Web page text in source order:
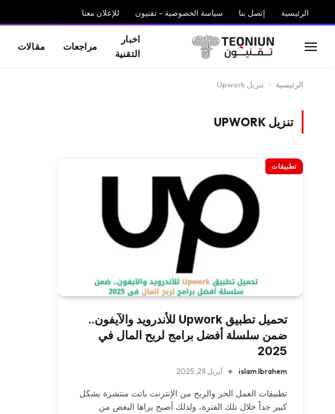
الرئيسية إتصل بنا سياسة الخصوصية – تقنيون للإعلان معنا
اخبار
التقنية
مراجعات مقالات
الرئيسية - تنزيل Upwork
تنزيل UPWORK
تطبيقات
تحميل تطبيق Upwork للأندرويد والآيفون..
ضمن سلسلة أفضل برامج لربح المال في
2025
islam Ibrahem أبريل 28, 2025
تطبيقات العمل الحر والربح من الإنترنت باتت منتشرة بشكل
كبير جداً خلال تلك الفترة، ولذلك أصبح يراها البعض من